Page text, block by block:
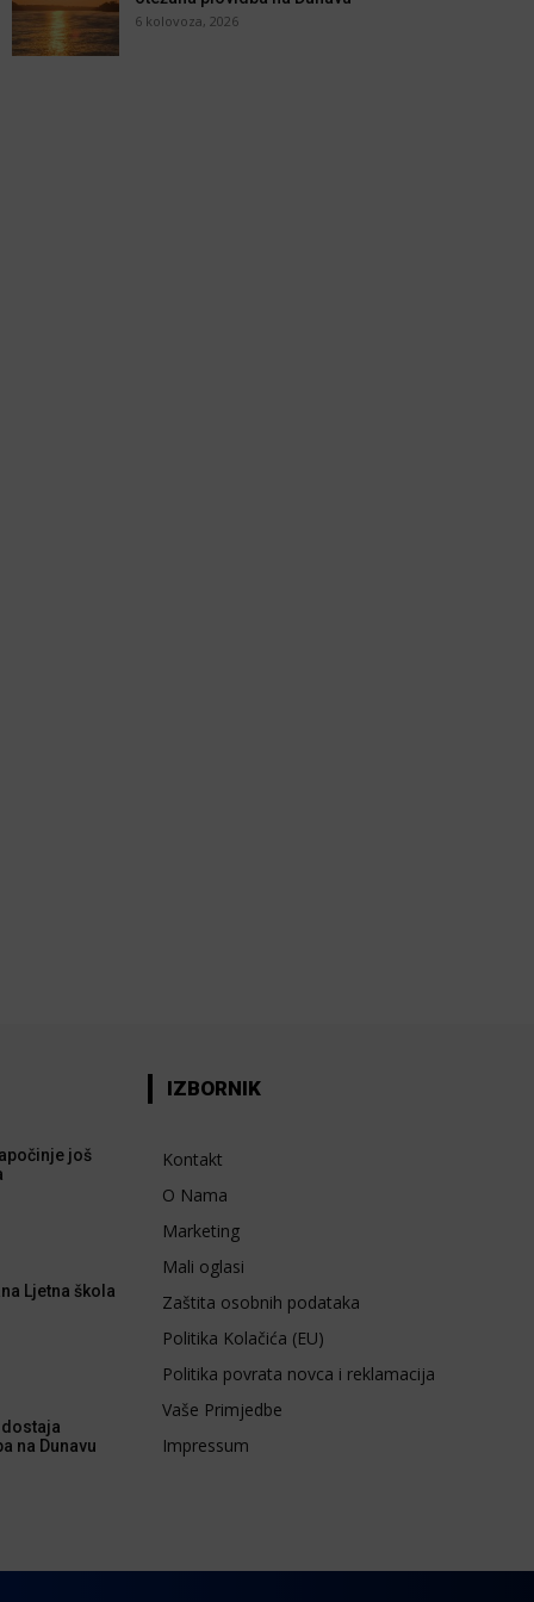
6 kolovoza, 2026
još
Ljetna škola
na Dunavu
IZBORNIK
Kontakt
O Nama
Marketing
Mali oglasi
Zaštita osobnih podataka
Politika Kolačića (EU)
Politika povrata novca i reklamacija
Vaše Primjedbe
Impressum